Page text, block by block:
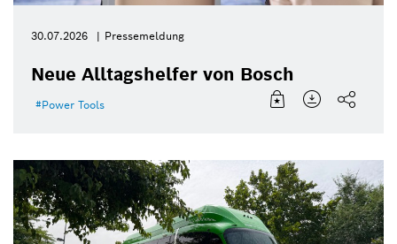
30.07.2026 Pressemeldung
Neue Alltagshelfer von Bosch
Power Tools